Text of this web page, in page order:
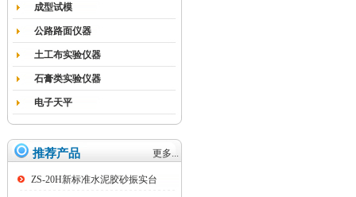
成型试模
公路路面仪器
土工布实验仪器
石膏类实验仪器
电子天平
推荐产品 更多...
ZS-20H新标准水泥胶砂振实台